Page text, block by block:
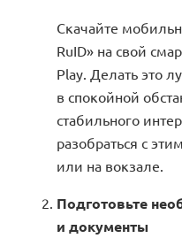
Скачайте
RuID» на свой
Play. Делать это
в спокойной
стабильного
разобраться с
или на вокзале.
Подготовьте
и документы